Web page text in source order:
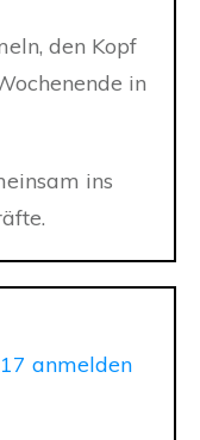
den Kopf
in
ins